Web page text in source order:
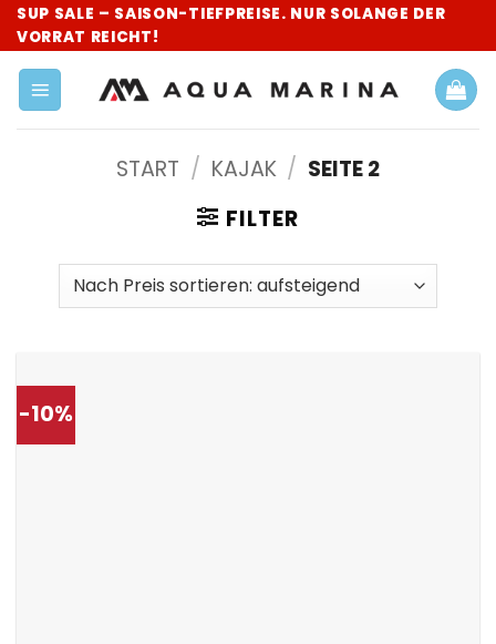
Zum
Inhalt
springen
SUP SALE – SAISON-TIEFPREISE. NUR SOLANGE DER
VORRAT REICHT!
START / KAJAK / SEITE 2
FILTER
-10%